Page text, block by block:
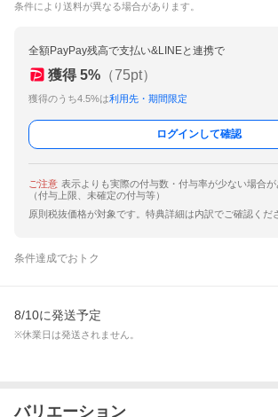
条件により送料が異なる場合があります。
全額PayPay残高で支払い&LINEと連携で
獲得 5% （75pt）
獲得のうち4.5%は利用先・期間限定
ログインして確認
ご注意 表示よりも実際の付与数・付与率が少ない場合が
（付与上限、未確定の付与等）
原則税抜価格が対象です。特典詳細は内訳でご確認くだ
条件達成でおトク
8/10に発送予定
※休業日は発送されません。
バリエーション